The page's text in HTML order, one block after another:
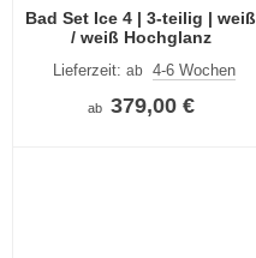
Bad Set Ice 4 | 3-teilig | weiß
/ weiß Hochglanz
Lieferzeit: ab 4-6 Wochen
ab 379,00 €